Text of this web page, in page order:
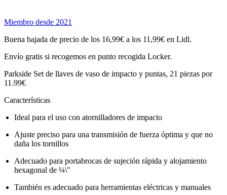
Miembro desde 2021
Buena bajada de precio de los 16,99€ a los 11,99€ en Lidl.
Envío gratis si recogemos en punto recogida Locker.
Parkside Set de llaves de vaso de impacto y puntas, 21 piezas por
11.99€
Características
Ideal para el uso con atornilladores de impacto
Ajuste preciso para una transmisión de fuerza óptima y que no
daña los tornillos
Adecuado para portabrocas de sujeción rápida y alojamiento
hexagonal de ¼\"
También es adecuado para herramientas eléctricas y manuales